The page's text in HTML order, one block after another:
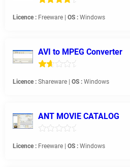
Licence : Freeware | OS : Windows
AVI to MPEG Converter
Licence : Shareware | OS : Windows
ANT MOVIE CATALOG
Licence : Freeware | OS : Windows